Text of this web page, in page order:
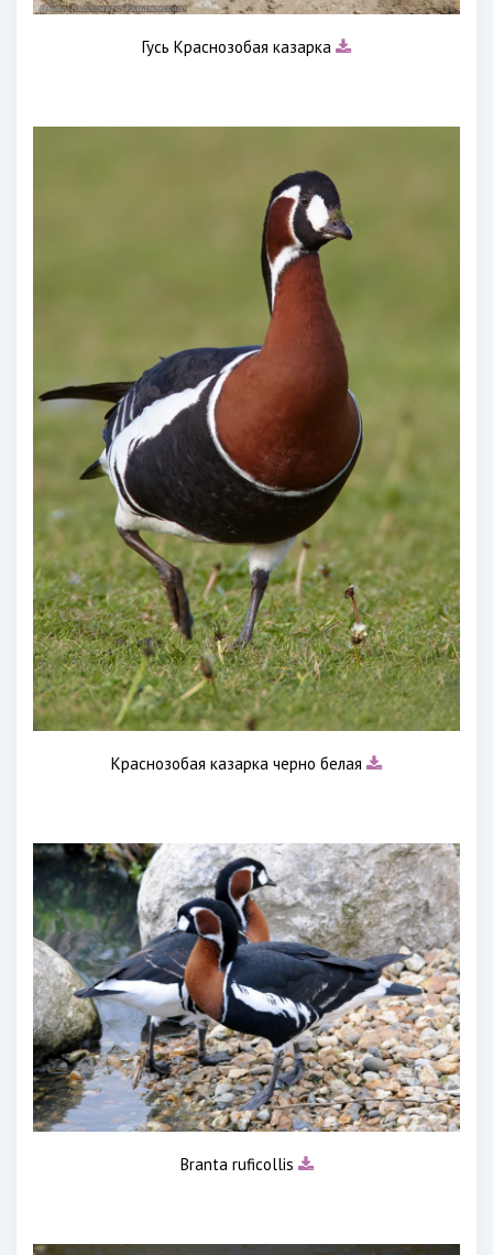
Гусь Краснозобая казарка
Краснозобая казарка черно белая
Branta ruficollis